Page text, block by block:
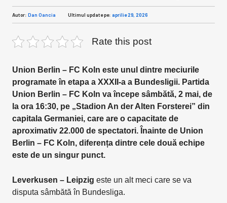
Autor: Dan Oancia Ultimul update pe: aprilie 29, 2026
Rate this post
Union Berlin – FC Koln este unul dintre meciurile
programate în etapa a XXXII-a a Bundesligii. Partida
Union Berlin – FC Koln va începe sâmbătă, 2 mai, de
la ora 16:30, pe „Stadion An der Alten Forsterei” din
capitala Germaniei, care are o capacitate de
aproximativ 22.000 de spectatori. Înainte de Union
Berlin – FC Koln, diferența dintre cele două echipe
este de un singur punct.
Leverkusen – Leipzig este un alt meci care se va
disputa sâmbătă în Bundesliga.